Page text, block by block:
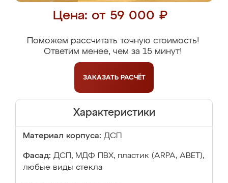
Цена: от 59 000 ₽
Поможем рассчитать точную стоимость!
Ответим менее, чем за 15 минут!
ЗАКАЗАТЬ РАСЧЁТ
Характеристики
Материал корпуса: ДСП
Фасад: ДСП, МДФ ПВХ, пластик (ARPA, ABET),
любые виды стекла